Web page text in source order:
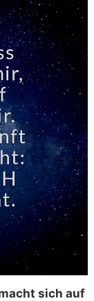
sich auf